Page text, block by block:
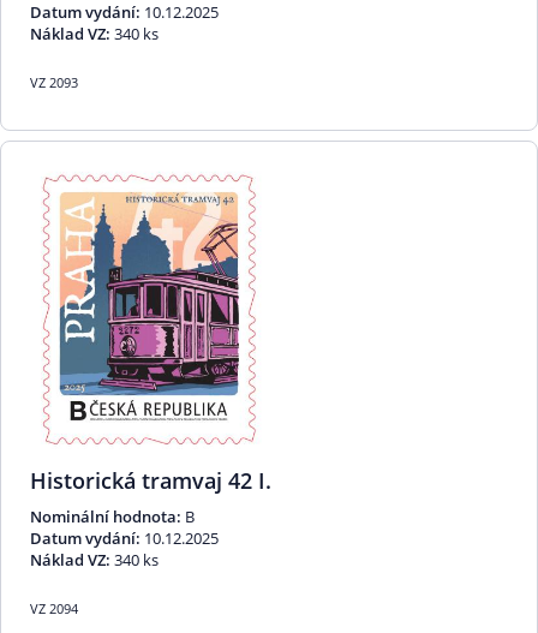
Datum vydání: 10.12.2025
Náklad VZ: 340 ks
VZ 2093
Historická tramvaj 42 I.
Nominální hodnota: B
Datum vydání: 10.12.2025
Náklad VZ: 340 ks
VZ 2094